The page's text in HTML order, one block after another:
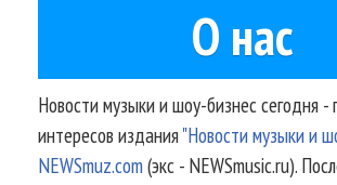
О нас
Новости музыки и шоу-бизнес сегодня -
интересов издания"Новости музыки и
NEWSmuz.com(экс - NEWSmusic.ru).